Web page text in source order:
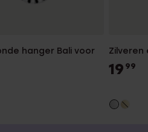
hanger Bali voor
19 99